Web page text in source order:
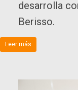
desarrolla
Berisso.
Leer más